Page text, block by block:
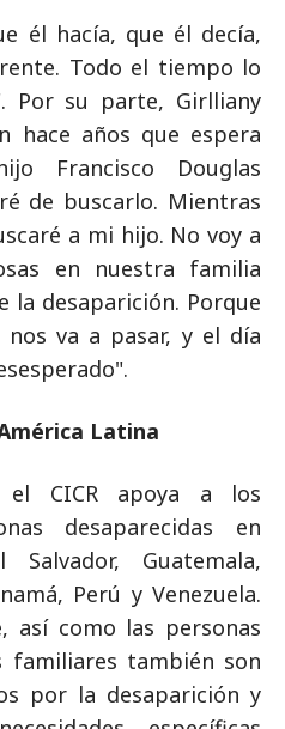
él hacía, que él decía,
Todo el tiempo lo
Por su parte, Girlliany
hace años que espera
Francisco Douglas
de buscarlo. Mientras
a mi hijo. No voy a
en nuestra familia
la desaparición. Porque
nos va a pasar, y el día
Latina
el CICR apoya a los
desaparecidas en
Guatemala,
Perú y Venezuela.
así como las personas
familiares también son
por la desaparición y